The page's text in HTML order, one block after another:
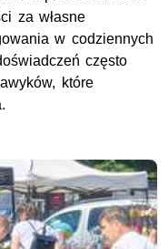
za własne
w codziennych
często
które